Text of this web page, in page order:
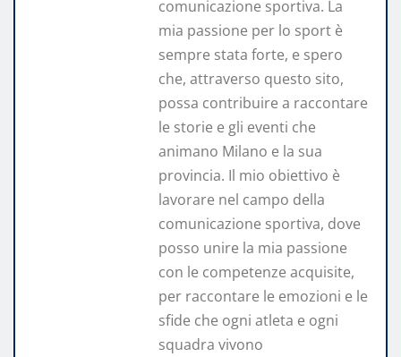
comunicazione sportiva. La
mia passione per lo sport è
sempre stata forte, e spero
che, attraverso questo sito,
possa contribuire a raccontare
le storie e gli eventi che
animano Milano e la sua
provincia. Il mio obiettivo è
lavorare nel campo della
comunicazione sportiva, dove
posso unire la mia passione
con le competenze acquisite,
per raccontare le emozioni e le
sfide che ogni atleta e ogni
squadra vivono